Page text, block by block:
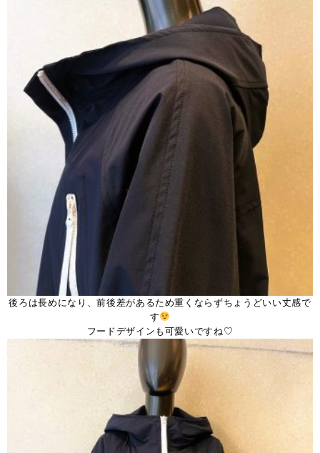
後ろは長めになり、前後差があるため重くならずちょうどいい丈感で
す
フードデザインも可愛いですね♡